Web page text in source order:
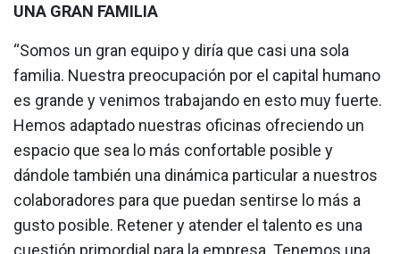
UNA GRAN FAMILIA
“Somos un gran equipo y diría que casi una sola
familia. Nuestra preocupación por el capital humano
es grande y venimos trabajando en esto muy fuerte.
Hemos adaptado nuestras oficinas ofreciendo un
espacio que sea lo más confortable posible y
dándole también una dinámica particular a nuestros
colaboradores para que puedan sentirse lo más a
gusto posible. Retener y atender el talento es una
cuestión primordial para la empresa. Tenemos una